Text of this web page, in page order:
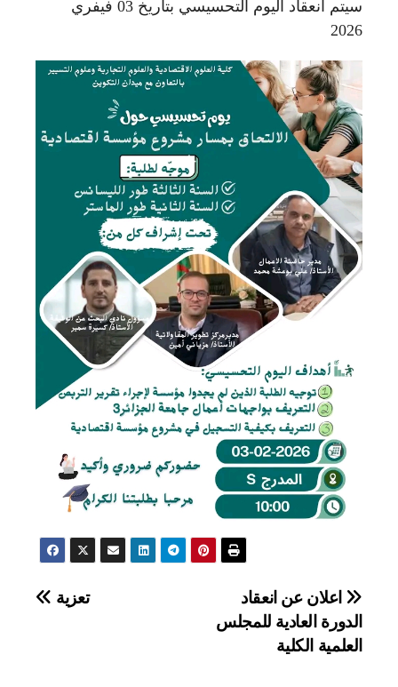
سيتم انعقاد اليوم التحسيسي بتاريخ 03 فيفري
2026
تصفّح
المقالات
تعزية
اعلان عن انعقاد
الدورة العادية للمجلس
العلمية الكلية